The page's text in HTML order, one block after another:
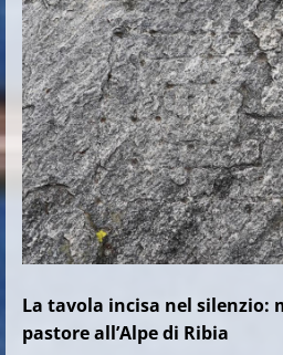
La tavola incisa nel silenzio:
pastore all’Alpe di Ribia